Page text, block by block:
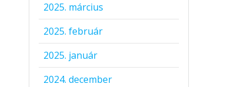
2025. március
2025. február
2025. január
2024. december